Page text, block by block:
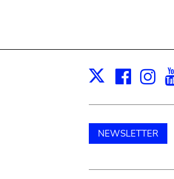
X
NEWSLETTER